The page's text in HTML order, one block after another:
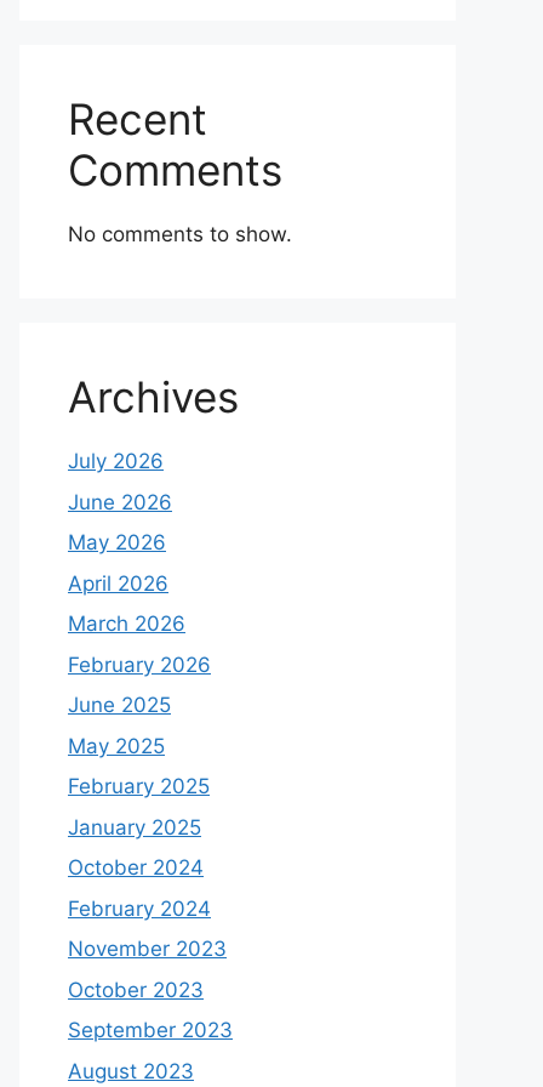
Recent
Comments
No comments to show.
Archives
July 2026
June 2026
May 2026
April 2026
March 2026
February 2026
June 2025
May 2025
February 2025
January 2025
October 2024
February 2024
November 2023
October 2023
September 2023
August 2023